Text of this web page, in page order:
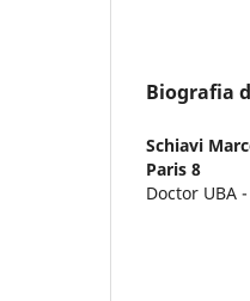
Biografia
Schiavi
Paris 8
Doctor UBA -